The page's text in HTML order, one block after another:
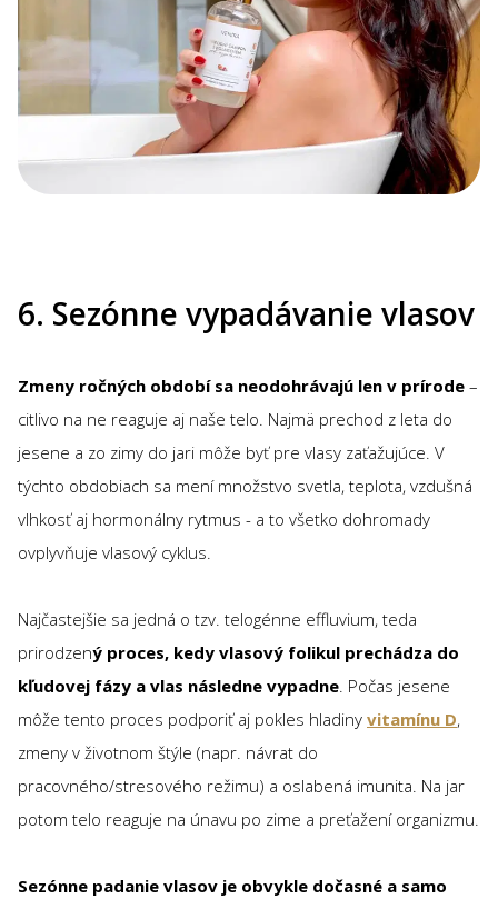
6. Sezónne vypadávanie vlasov
Zmeny ročných období sa neodohrávajú len v prírode –
citlivo na ne reaguje aj naše telo. Najmä prechod z leta do
jesene a zo zimy do jari môže byť pre vlasy zaťažujúce. V
týchto obdobiach sa mení množstvo svetla, teplota, vzdušná
vlhkosť aj hormonálny rytmus - a to všetko dohromady
ovplyvňuje vlasový cyklus.
Najčastejšie sa jedná o tzv. telogénne effluvium, teda
prirodzený proces, kedy vlasový folikul prechádza do
kľudovej fázy a vlas následne vypadne. Počas jesene
môže tento proces podporiť aj pokles hladiny vitamínu D,
zmeny v životnom štýle (napr. návrat do
pracovného/stresového režimu) a oslabená imunita. Na jar
potom telo reaguje na únavu po zime a preťažení organizmu.
Sezónne padanie vlasov je obvykle dočasné a samo